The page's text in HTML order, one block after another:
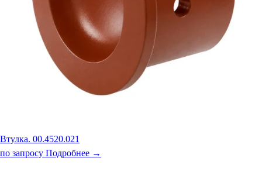
Втулка. 00.4520.021
по запросу Подробнее →